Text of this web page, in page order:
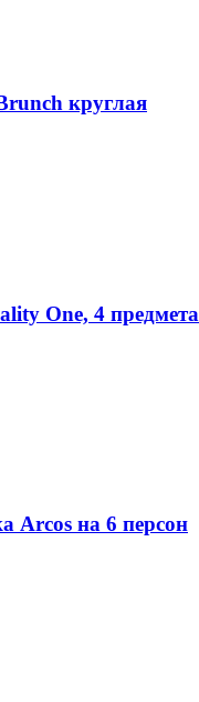
круглая
One, 4 предмета
Arcos на 6 персон